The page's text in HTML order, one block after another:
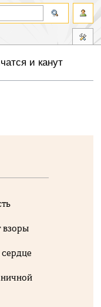
и канут
взоры